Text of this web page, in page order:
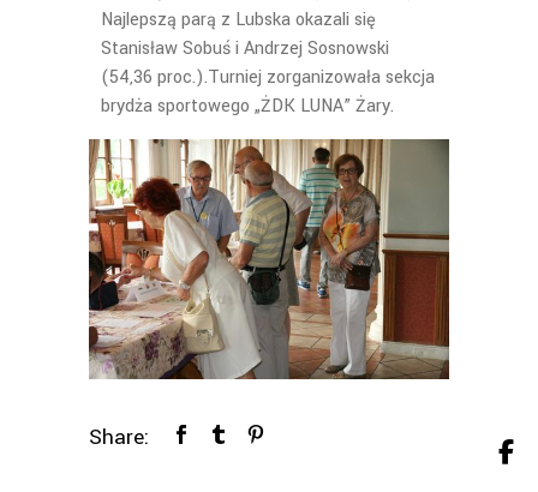
Najlepszą parą z Lubska okazali się
Stanisław Sobuś i Andrzej Sosnowski
(54,36 proc.).Turniej zorganizowała sekcja
brydża sportowego „ŻDK LUNA” Żary.
Share: